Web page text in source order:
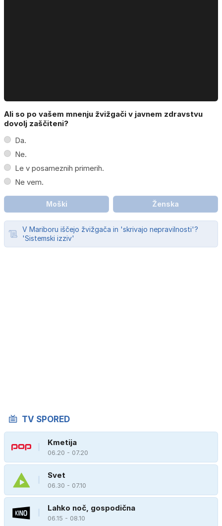
Ali so po vašem mnenju žvižgači v javnem zdravstvu
dovolj zaščiteni?
Da.
Ne.
Le v posameznih primerih.
Ne vem.
Moški Ženska
V Mariboru iščejo žvižgača in 'skrivajo nepravilnosti'?
'Sistemski izziv'
TV SPORED
Kmetija
06.20 - 07.20
Svet
06.30 - 07.10
Lahko noč, gospodična
06.15 - 08.10